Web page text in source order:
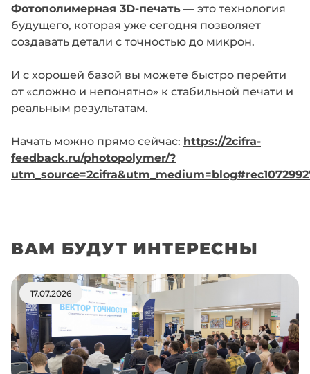
Фотополимерная 3D-печать— это технология
будущего, которая уже сегодня позволяет
создавать детали с точностью до микрон.
И с хорошей базой вы можете быстро перейти
от «сложно и непонятно» к стабильной печати и
реальным результатам.
Начать можно прямо сейчас: https://2cifra-
feedback.ru/photopolymer/?
ВАМ БУДУТ ИНТЕРЕСНЫ
17.07.2026